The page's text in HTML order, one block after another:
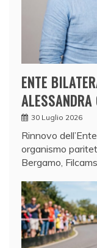
ENTE
ALESSANDRA
30 Luglio 2026
Rinnovo
organismo
Bergamo,